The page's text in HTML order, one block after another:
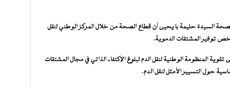
السيدة حليمة با يحيى أن قطاع الصحة من خلال المركز الوطني لنقل
توفير المشتقات الدموية.
المنظومة الوطنية لنقل الدم لبلوغ الإكتفاء الذاتي في مجال المشتقات
حول التسيير الأمثل لنقل الدم.